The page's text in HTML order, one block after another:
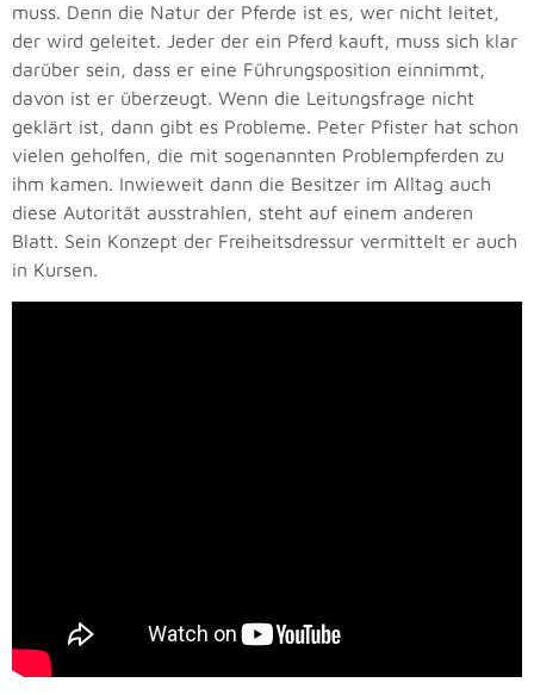
muss. Denn die Natur der Pferde ist es, wer nicht leitet,
der wird geleitet. Jeder der ein Pferd kauft, muss sich klar
darüber sein, dass er eine Führungsposition einnimmt,
davon ist er überzeugt. Wenn die Leitungsfrage nicht
geklärt ist, dann gibt es Probleme. Peter Pfister hat schon
vielen geholfen, die mit sogenannten Problempferden zu
ihm kamen. Inwieweit dann die Besitzer im Alltag auch
diese Autorität ausstrahlen, steht auf einem anderen
Blatt. Sein Konzept der Freiheitsdressur vermittelt er auch
in Kursen.